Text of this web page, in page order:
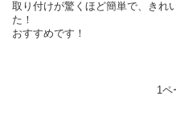
取り付けが驚くほど簡単で、きれ
た！
おすすめです！
1ペ